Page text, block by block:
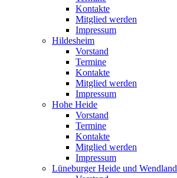
Kontakte
Mitglied werden
Impressum
Hildesheim
Vorstand
Termine
Kontakte
Mitglied werden
Impressum
Hohe Heide
Vorstand
Termine
Kontakte
Mitglied werden
Impressum
Lüneburger Heide und Wendland